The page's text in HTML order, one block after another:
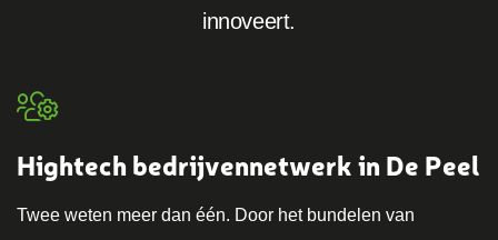
innoveert.
Hightech bedrijvennetwerk in De Peel
Twee weten meer dan één. Door het bundelen van